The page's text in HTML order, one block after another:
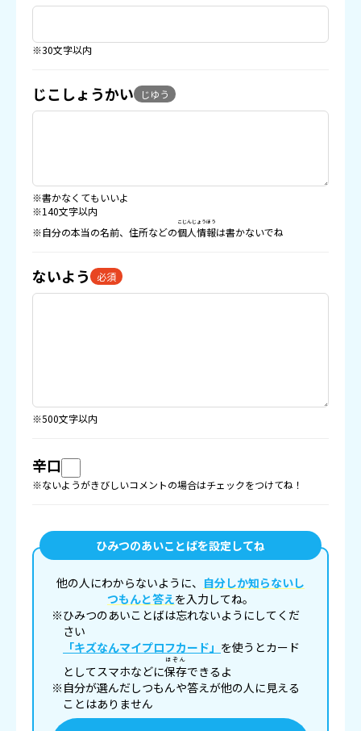
※30文字以内
じこしょうかい じゆう
※書かなくてもいいよ
※140文字以内
※自分の本当の名前、住所などの個人情報
こじんじょうほう
は書かないでね
ないよう 必須
※500文字以内
辛口
※ないようがきびしいコメントの場合はチェックをつけてね！
ひみつのあいことばを設定してね
他の人にわからないように、 自分しか知らないし
つもんと答えを入力してね。
※ひみつのあいことばは忘れないようにしてくだ
さい
「キズなんマイプロフカード」 を使うとカード
としてスマホなどに保存
ほぞん
できるよ
※自分が選んだしつもんや答えが他の人に見える
ことはありません